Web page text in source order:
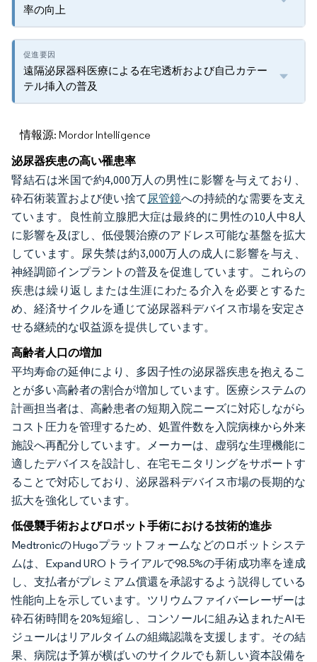
率の向上
遠隔泌尿器科医療による在宅透析および自己カテー
テル挿入の普及
情報源: Mordor Intelligence
泌尿器疾患の高い罹患率
腎結石は米国で約4,000万人の男性に影響を与えており、
砕石術装置および使い捨て尿管鏡への持続的な需要を支え
ています。良性前立腺肥大症は最終的に男性の10人中8人
に影響を及ぼし、低侵襲治療のアドレス可能な基盤を拡大
しています。尿失禁は約3,000万人の成人に影響を与え、
神経調節インプラントの普及を促進しています。これらの
疾患は繰り返しまたは生涯にわたる介入を必要とするた
め、経済サイクルを通じて泌尿器科デバイス市場を安定さ
せる継続的な収益源を提供しています。
高齢者人口の増加
平均寿命の延伸により、多因子性の泌尿器疾患を抱えるこ
とが多い高齢者の割合が増加しています。医療システムの
計画担当者は、高齢患者の短期入院ニーズに対応しながら
コスト圧力を管理するため、処置件数を入院病棟から外来
施設へ再配分しています。メーカーは、虚弱な生理機能に
適したデバイスを設計し、在宅モニタリングをサポートす
ることで対応しており、泌尿器科デバイス市場の長期的な
拡大を強化しています。
低侵襲手術およびロボット手術における技術的進歩
MedtronicのHugoプラットフォームなどのロボットシステ
ムは、Expand UROトライアルで98.5%の手術成功率を達成
し、支払者がプレミアム償還を承認するよう説得している
性能向上を示しています。ツリウムファイバーレーザーは
砕石術時間を20%短縮し、コンソールに組み込まれたAIモ
ジュールはリアルタイムの組織認識を支援します。その結
果、病院は予算が横ばいのサイクルでも新しい資本設備を